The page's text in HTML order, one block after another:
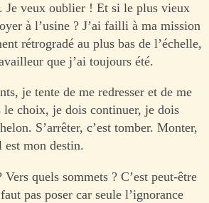
Je veux oublier ! Et si le plus vieux
à l’usine ? J’ai failli à ma mission
rétrogradé au plus bas de l’échelle,
que j’ai toujours été.
je tente de me redresser et de me
le choix, je dois continuer, je dois
S’arrêter, c’est tomber. Monter,
est mon destin.
quels sommets ? C’est peut-être
pas poser car seule l’ignorance